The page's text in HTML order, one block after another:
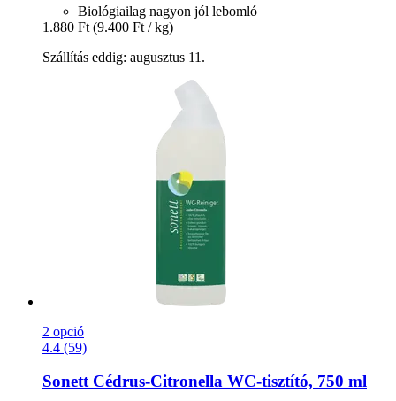
Biológiailag nagyon jól lebomló
1.880 Ft (9.400 Ft / kg)
Szállítás eddig: augusztus 11.
2 opció
4.4 (59)
SonettCédrus-​Citronella WC-​tisztító, 750 ml